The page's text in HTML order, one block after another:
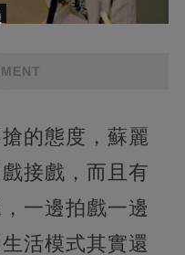
的態度，蘇麗
接戲，而且有
一邊拍戲一邊
活模式其實還